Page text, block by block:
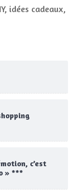
idées cadeaux,
c’est
» ***